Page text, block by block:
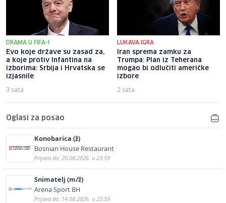
DRAMA U FIFA-I
Evo koje države su zasad za,
a koje protiv Infantina na
izborima: Srbija i Hrvatska se
izjasnile
3 sata
LUKAVA IGRA
Iran sprema zamku za
Trumpa: Plan iz Teherana
mogao bi odlučiti američke
izbore
2 sata
Oglasi za posao
Konobarica (ž)
Bosnian House Restaurant
Prijava do: 20.08.2026. u 23:59
Snimatelj (m/ž)
Arena Sport BH
Prijava do: 14.08.2026. u 23:59